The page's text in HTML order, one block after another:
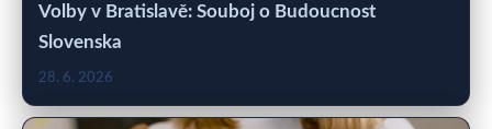
Volby v Bratislavě: Souboj o Budoucnost
Slovenska
28. 6. 2026